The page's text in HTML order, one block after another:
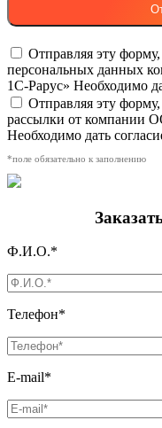
Отправляя эту
персональных данных
1С-Рарус» Необходимо
Отправляя эту
рассылки от компании
Необходимо дать
*поле обязательно к заполнению
Ф.И.О.*
Телефон*
E-mail*